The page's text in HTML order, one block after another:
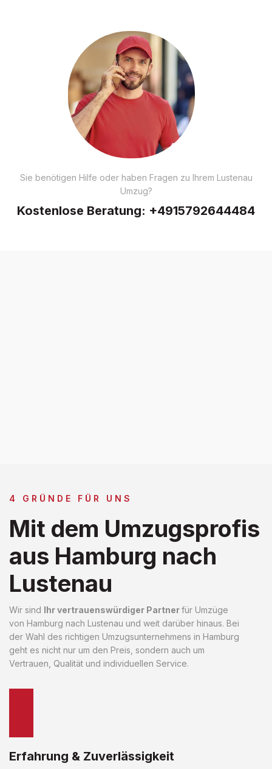
Sie benötigen Hilfe oder haben Fragen zu Ihrem Lustenau
Umzug?
Kostenlose Beratung: +4915792644484
4 GRÜNDE FÜR UNS
Mit dem Umzugsprofis
aus Hamburg nach
Lustenau
Wir sind Ihr vertrauenswürdiger Partnerfür Umzüge
von Hamburg nach Lustenau und weit darüber hinaus. Bei
der Wahl des richtigen Umzugsunternehmens in Hamburg
geht es nicht nur um den Preis, sondern auch um
Vertrauen, Qualität und individuellen Service.
Erfahrung & Zuverlässigkeit